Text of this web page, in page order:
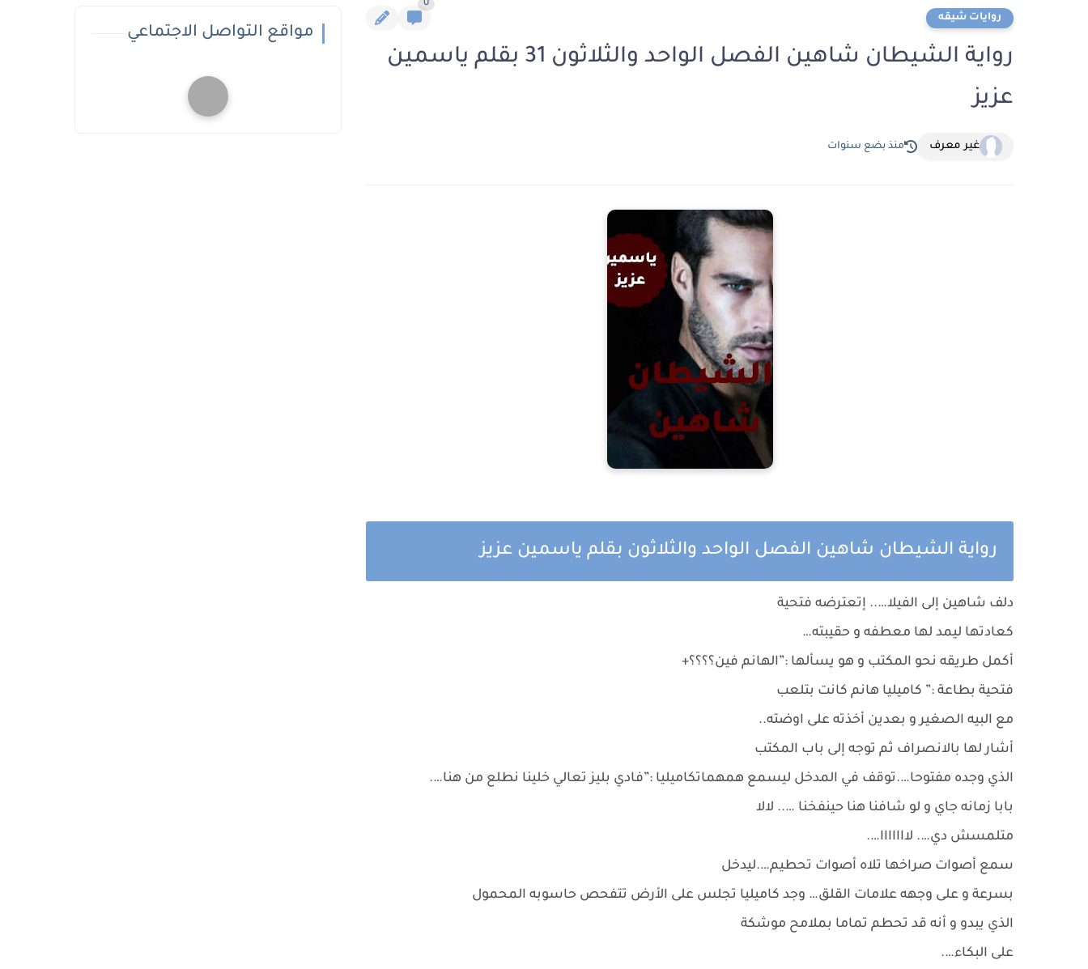
روايات شيقه
0
رواية الشيطان شاهين الفصل الواحد والثلاثون 31 بقلم ياسمين
عزيز
غير معرف منذ بضع سنوات
رواية الشيطان شاهين الفصل الواحد والثلاثون بقلم ياسمين عزيز
دلف شاهين إلى الفيلا….. إتعترضه فتحية
كعادتها ليمد لها معطفه و حقيبته…
أكمل طريقه نحو المكتب و هو يسألها :”الهانم فين؟؟؟؟+
فتحية بطاعة :” كاميليا هانم كانت بتلعب
مع البيه الصغير و بعدين أخذته على اوضته..
أشار لها بالانصراف ثم توجه إلى باب المكتب
الذي وجده مفتوحا….توقف في المدخل ليسمع همهماتكاميليا :”فادي بليز تعالي خلينا نطلع من هنا….
بابا زمانه جاي و لو شافنا هنا حينفخنا ….. لالا
متلمسش دي…. لااااااا….
سمع أصوات صراخها تلاه أصوات تحطيم….ليدخل
بسرعة و على وجهه علامات القلق… وجد كاميليا تجلس على الأرض تتفحص حاسوبه المحمول
الذي يبدو و أنه قد تحطم تماما بملامح موشكة
على البكاء….
مواقع التواصل الاجتماعي